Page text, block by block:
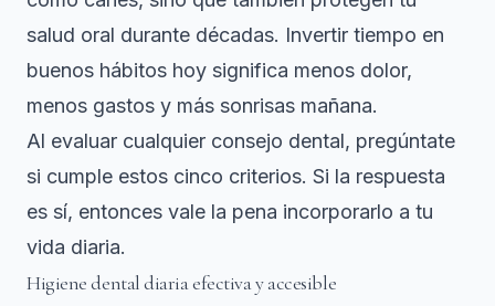
salud oral durante décadas. Invertir tiempo en
buenos hábitos hoy significa menos dolor,
menos gastos y más sonrisas mañana.
Al evaluar cualquier consejo dental, pregúntate
si cumple estos cinco criterios. Si la respuesta
es sí, entonces vale la pena incorporarlo a tu
vida diaria.
Higiene dental diaria efectiva y accesible